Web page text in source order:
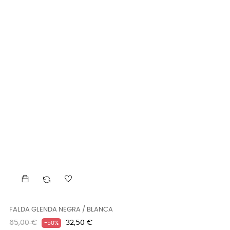
FALDA GLENDA NEGRA / BLANCA
Precio
65,00 € -50% Precio
32,50 €